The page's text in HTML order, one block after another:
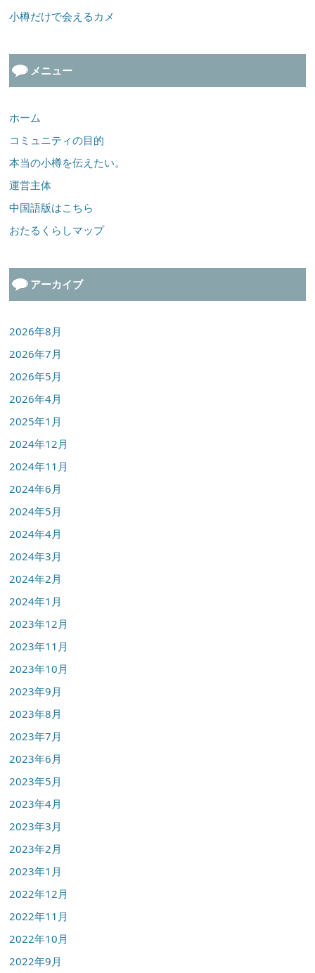
小樽だけで会えるカメ
メニュー
ホーム
コミュニティの目的
本当の小樽を伝えたい。
運営主体
中国語版はこちら
おたるくらしマップ
アーカイブ
2026年8月
2026年7月
2026年5月
2026年4月
2025年1月
2024年12月
2024年11月
2024年6月
2024年5月
2024年4月
2024年3月
2024年2月
2024年1月
2023年12月
2023年11月
2023年10月
2023年9月
2023年8月
2023年7月
2023年6月
2023年5月
2023年4月
2023年3月
2023年2月
2023年1月
2022年12月
2022年11月
2022年10月
2022年9月